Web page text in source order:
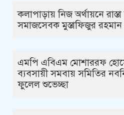
কলাপাড়ায় নিজ অর্থায়নে
সমাজসেবক মুস্তাফিজুর রহমান
এমপি এবিএম মোশাররফ
ব্যবসায়ী সমবায় সমিতির
ফুলেল শুভেচ্ছা